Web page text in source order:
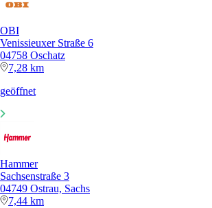
OBI
Venissieuxer Straße 6
04758 Oschatz
7,28 km
geöffnet
Hammer
Sachsenstraße 3
04749 Ostrau, Sachs
7,44 km